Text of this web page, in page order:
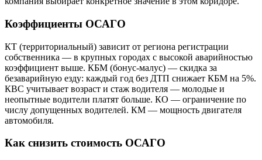
Коэффициенты ОСАГО
КТ (территориальный) зависит от региона регистрации
собственника — в крупных городах с высокой аварийностью
коэффициент выше. КБМ (бонус-малус) — скидка за
безаварийную езду: каждый год без ДТП снижает КБМ на 5%.
КВС учитывает возраст и стаж водителя — молодые и
неопытные водители платят больше. КО — ограничение по
числу допущенных водителей. КМ — мощность двигателя
автомобиля.
Как снизить стоимость ОСАГО